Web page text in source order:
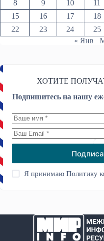
8
9 10 11
15
16 17 18
22
23 24 25
« Янв
ХОТИТЕ
Подпишитесь на нашу
Я принимаюПолитику